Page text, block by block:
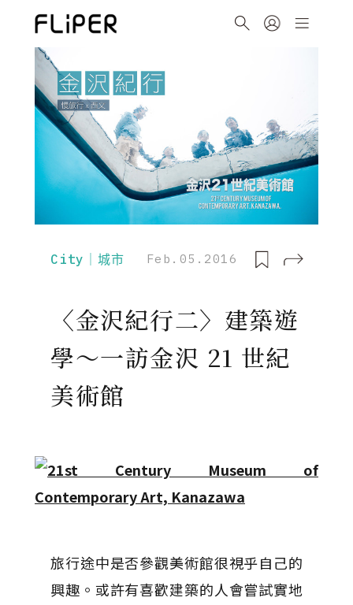
City｜城市 Feb.05.2016
〈金沢紀行二〉建築遊
學～一訪金沢 21 世紀
美術館
旅行途中是否參觀美術館很視乎自己的
興趣。或許有喜歡建築的人會嘗試實地